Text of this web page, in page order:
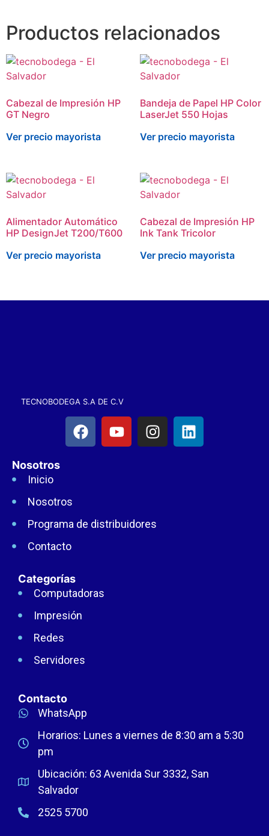
Productos relacionados
Cabezal de Impresión HP
GT Negro
Ver precio mayorista
Bandeja de Papel HP Color
LaserJet 550 Hojas
Ver precio mayorista
Alimentador Automático
HP DesignJet T200/T600
Ver precio mayorista
Cabezal de Impresión HP
Ink Tank Tricolor
Ver precio mayorista
TECNOBODEGA S.A DE C.V
Nosotros
Inicio
Nosotros
Programa de distribuidores
Contacto
Categorías
Computadoras
Impresión
Redes
Servidores
Contacto
WhatsApp
Horarios: Lunes a viernes de 8:30 am a 5:30
pm
Ubicación: 63 Avenida Sur 3332, San
Salvador
2525 5700